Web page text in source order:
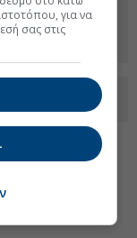
για να
σας στις